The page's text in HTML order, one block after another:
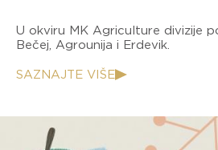
U okviru MK Agriculture divizije
Bečej, Agrounija i Erdevik.
SAZNAJTE VIŠE